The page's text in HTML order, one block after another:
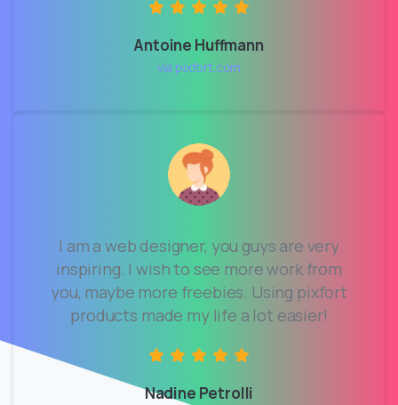
Antoine Huffmann
via pixfort.com
I am a web designer, you guys are very
inspiring. I wish to see more work from
you, maybe more freebies. Using pixfort
products made my life a lot easier!
Nadine Petrolli